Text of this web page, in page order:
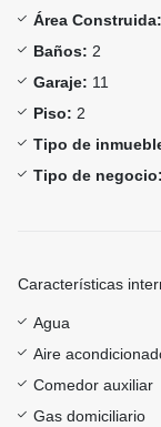
Área Construida:
Baños: 2
Garaje: 11
Piso: 2
Tipo de
Tipo de negocio:
Características
Agua
Aire
Comedor auxiliar
Gas domiciliario